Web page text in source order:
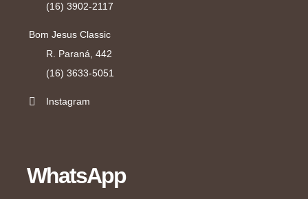
(16) 3902-2117
Bom Jesus Classic
R. Paraná, 442
(16) 3633-5051
Instagram
WhatsApp